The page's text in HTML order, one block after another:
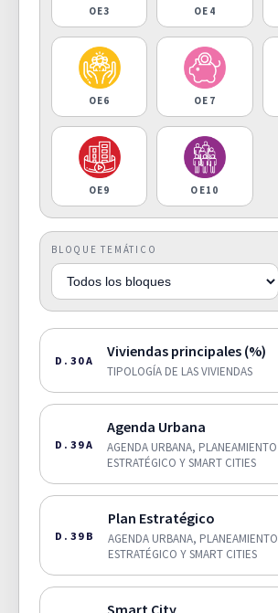
OE3 OE4
OE6 OE7
OE9 OE10
BLOQUE TEMÁTICO
D.30A
Viviendas principales (%)
TIPOLOGÍA DE LAS VIVIENDAS
D.39A
Agenda Urbana
AGENDA URBANA, PLANEAMIENTO
ESTRATÉGICO Y SMART CITIES
D.39B
Plan Estratégico
AGENDA URBANA, PLANEAMIENTO
ESTRATÉGICO Y SMART CITIES
Smart City